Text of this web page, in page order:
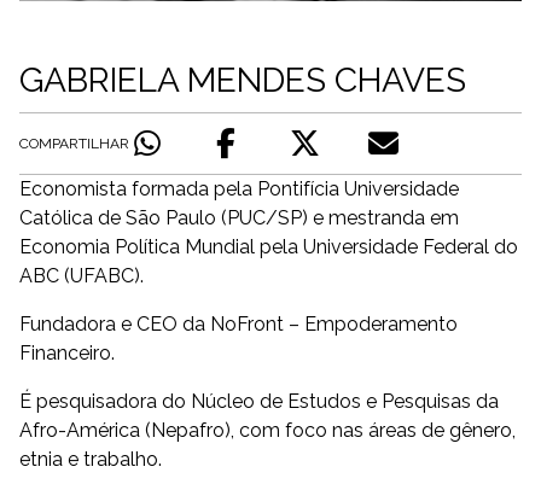
GABRIELA MENDES CHAVES
COMPARTILHAR
Economista formada pela Pontifícia Universidade
Católica de São Paulo (PUC/SP) e mestranda em
Economia Política Mundial pela Universidade Federal do
ABC (UFABC).
Fundadora e CEO da NoFront – Empoderamento
Financeiro.
É pesquisadora do Núcleo de Estudos e Pesquisas da
Afro-América (Nepafro), com foco nas áreas de gênero,
etnia e trabalho.